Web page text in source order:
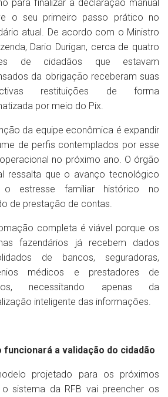
para finalizar a declaração manual
o seu primeiro passo prático no
atual. De acordo com o Ministro
Dario Durigan, cerca de quatro
de cidadãos que estavam
da obrigação receberam suas
restituições de forma
por meio do Pix.
da equipe econômica é expandir
de perfis contemplados por esse
no próximo ano. O órgão
ressalta que o avanço tecnológico
o estresse familiar histórico no
de prestação de contas.
completa é viável porque os
fazendários já recebem dados
de bancos, seguradoras,
médicos e prestadores de
necessitando apenas da
inteligente das informações.
funcionará a validação do cidadão
projetado para os próximos
o sistema da RFB vai preencher os